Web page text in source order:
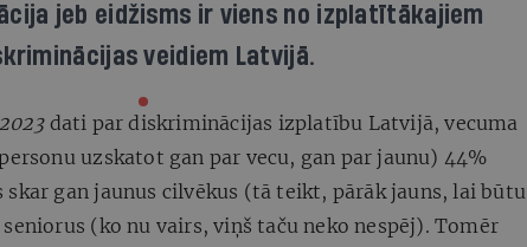
jeb eidžisms ir viens no izplatītākajiem
veidiem Latvijā.
dati par diskriminācijas izplatību Latvijā, vecuma
uzskatot gan par vecu, gan par jaunu) 44%
gan jaunus cilvēkus (tā teikt, pārāk jauns, lai būtu
(ko nu vairs, viņš taču neko nespēj). Tomēr